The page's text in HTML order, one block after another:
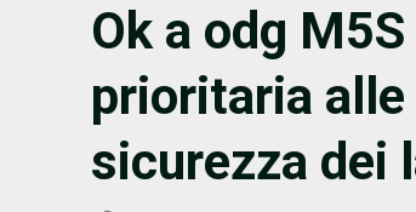
Ok a odg
prioritaria
sicurezza dei